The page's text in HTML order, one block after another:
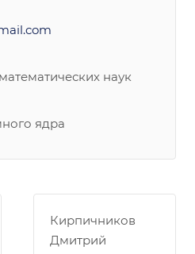
наук
ядра
Кирпичников
Дмитрий